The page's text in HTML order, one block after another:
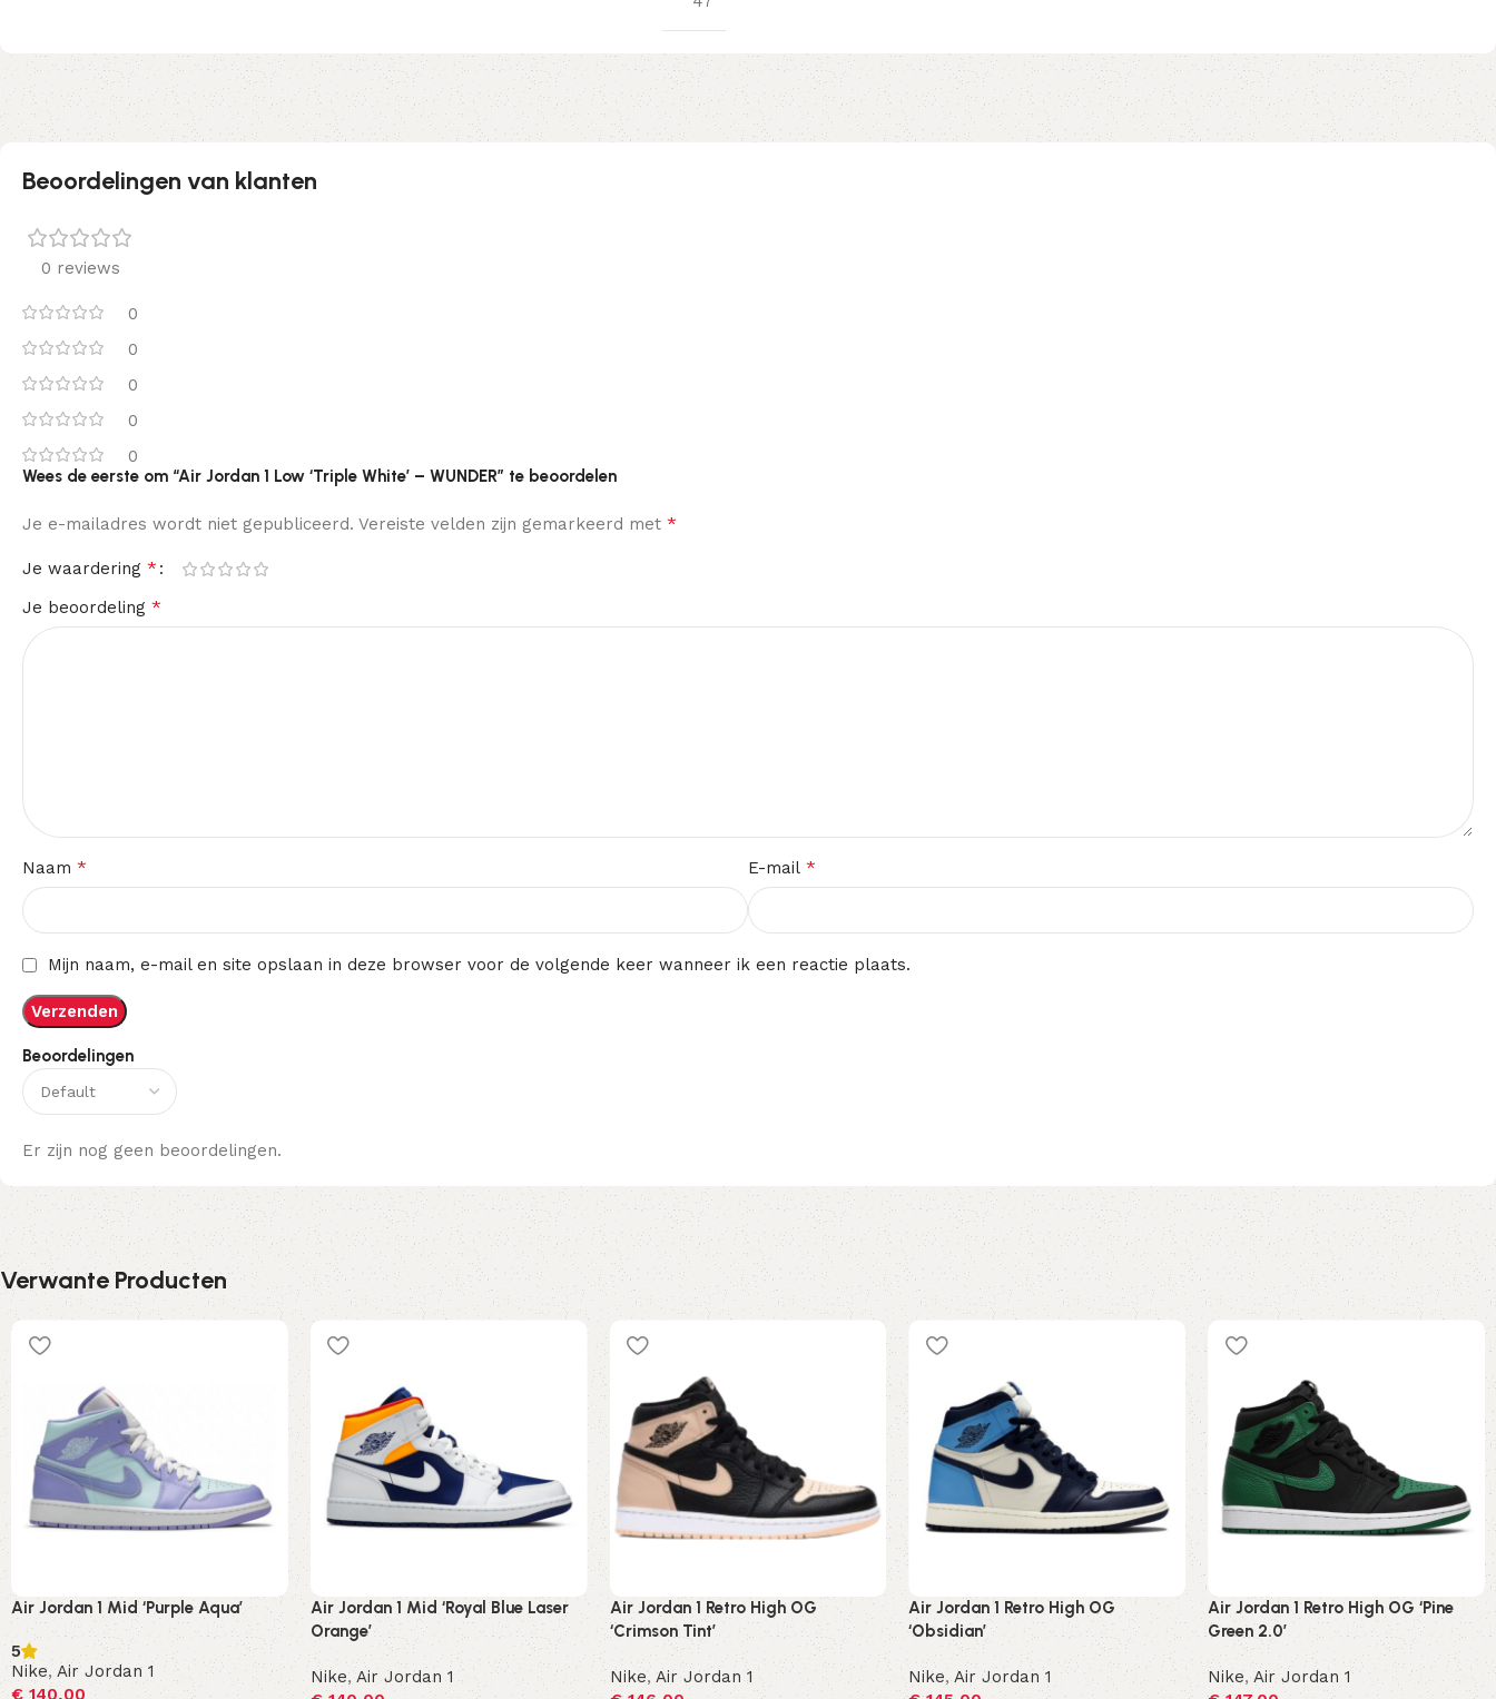
Beoordelingen van klanten
0 reviews
0
0
0
0
0
Beoordelingen
Er zijn nog geen beoordelingen.
Wees de eerste om “Air Jordan 1 Low ‘Triple White’ – WUNDER” te beoordelen
Je e-mailadres wordt niet gepubliceerd. Vereiste velden zijn gemarkeerd met *
Je waardering *
Je beoordeling *
Naam * E-mail *
Mijn naam, e-mail en site opslaan in deze browser voor de volgende keer wanneer ik een reactie plaats.
Verwante Producten
Air Jordan 1 Mid ‘Purple Aqua’
5
Nike, Air Jordan 1
€ 140,00
Air Jordan 1 Mid ‘Royal Blue Laser
Orange’
Nike,Air Jordan 1
Air Jordan 1 Retro High OG
‘Crimson Tint’
Nike, Air Jordan 1
Air Jordan 1 Retro High OG
‘Obsidian’
Nike,Air Jordan 1
Air Jordan 1 Retro High OG ‘Pine
Green 2.0’
Nike,Air Jordan 1